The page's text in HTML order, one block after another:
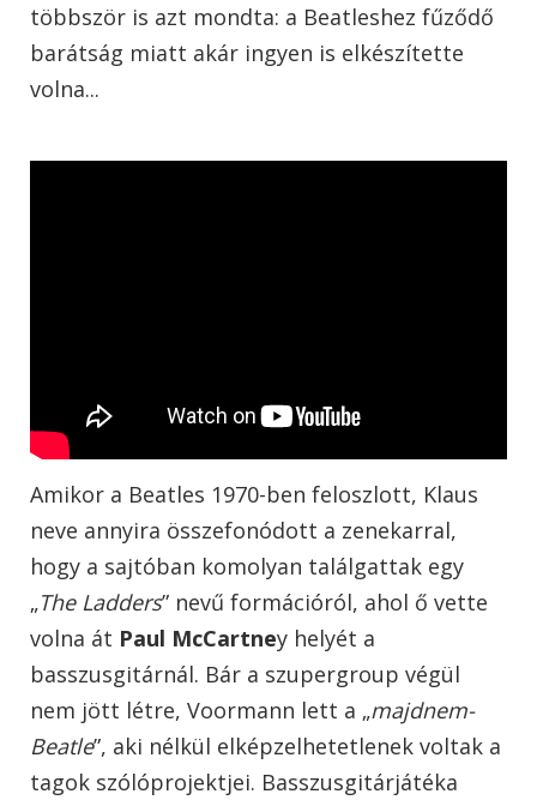
többször is azt mondta: a Beatleshez fűződő
barátság miatt akár ingyen is elkészítette
volna...
Amikor a Beatles 1970-ben feloszlott, Klaus
neve annyira összefonódott a zenekarral,
hogy a sajtóban komolyan találgattak egy
„The Ladders” nevű formációról, ahol ő vette
volna át Paul McCartney helyét a
basszusgitárnál. Bár a szupergroup végül
nem jött létre, Voormann lett a „majdnem-
Beatle”, aki nélkül elképzelhetetlenek voltak a
tagok szólóprojektjei. Basszusgitárjátéka